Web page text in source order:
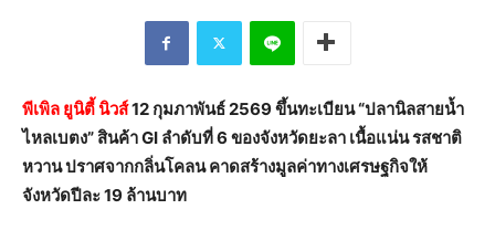
พีเพิล ยูนิตี้ นิวส์12 กุมภาพันธ์ 2569 ขึ้นทะเบียน “ปลานิลสายน้ำ
ไหลเบตง” สินค้า GI ลำดับที่ 6 ของจังหวัดยะลา เนื้อแน่น รสชาติ
หวาน ปราศจากกลิ่นโคลน คาดสร้างมูลค่าทางเศรษฐกิจให้
จังหวัดปีละ 19 ล้านบาท